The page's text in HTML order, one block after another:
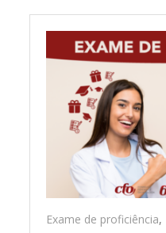
Exame de proficiência,